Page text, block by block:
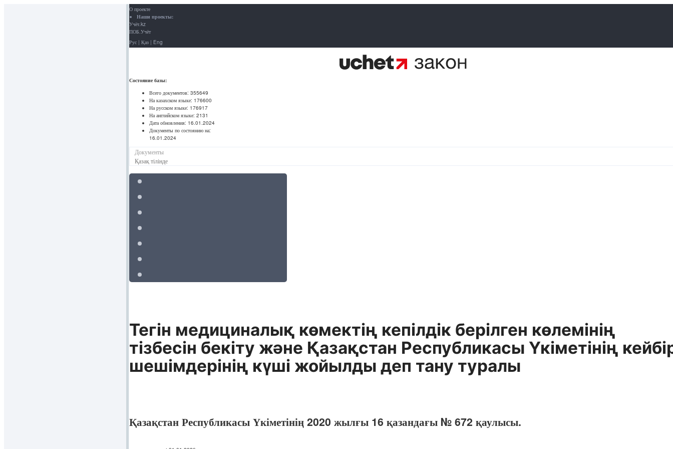
О проекте
Наши проекты:
Учёт.kz
ПОБ.Учёт
Рус | Қаз | Eng
Состояние базы:
Всего документов: 355649
На казахском языке: 176600
На русском языке: 176917
На английском языке: 2131
Дата обновления: 16.01.2024
Документы по состоянию на:
16.01.2024
Документы
Қазақ тілінде
Тегін медициналық көмектің кепілдік берілген көлемінің
тізбесін бекіту және Қазақстан Республикасы Үкіметінің
шешімдерінің күші жойылды деп тану туралы
Қазақстан Республикасы Үкіметінің 2020 жылғы 16 қазандағы № 672 қаулысы.